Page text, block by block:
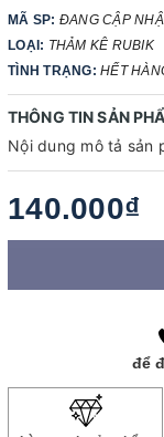
MÃ SP: ĐANG CẬP
LOẠI: THẢM KÊ RUBIK
TÌNH TRẠNG: HẾT
THÔNG TIN SẢN
Nội dung mô tả sản
140.000₫
để